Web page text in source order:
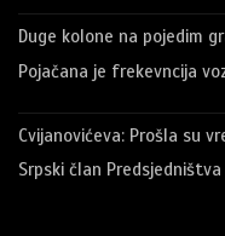
Duge kolone na pojedim
Pojačana je frekevncija
Cvijanovićeva: Prošla su
Srpski član